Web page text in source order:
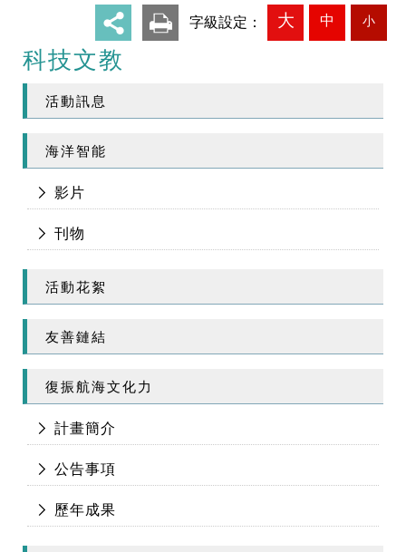
字級設定： 大 中 小
科技文教
活動訊息
海洋智能
影片
刊物
活動花絮
友善鏈結
復振航海文化力
計畫簡介
公告事項
歷年成果